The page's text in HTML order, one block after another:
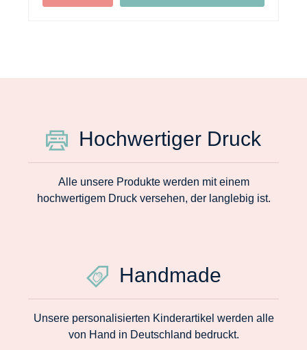
Hochwertiger Druck
Alle unsere Produkte werden mit einem
hochwertigem Druck versehen, der langlebig ist.
Handmade
Unsere personalisierten Kinderartikel werden alle
von Hand in Deutschland bedruckt.